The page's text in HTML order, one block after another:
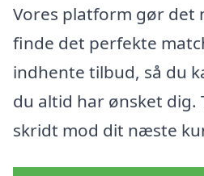
Vores platform gør det
finde det perfekte
indhente tilbud, så du
du altid har ønsket dig.
skridt mod dit næste